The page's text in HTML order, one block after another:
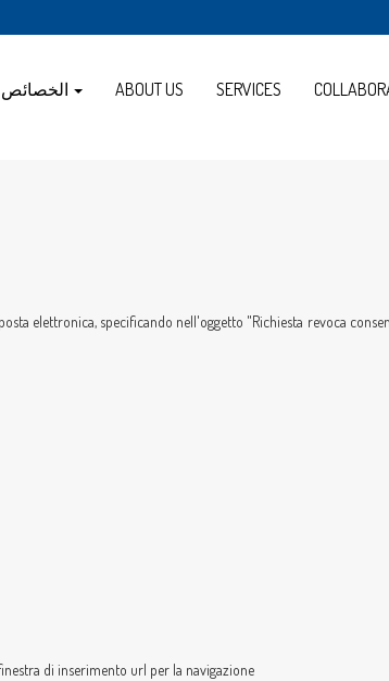
ABOUT US SERVICES
elettronica, specificando nell'oggetto "Richiesta revoca
di inserimento url per la navigazione